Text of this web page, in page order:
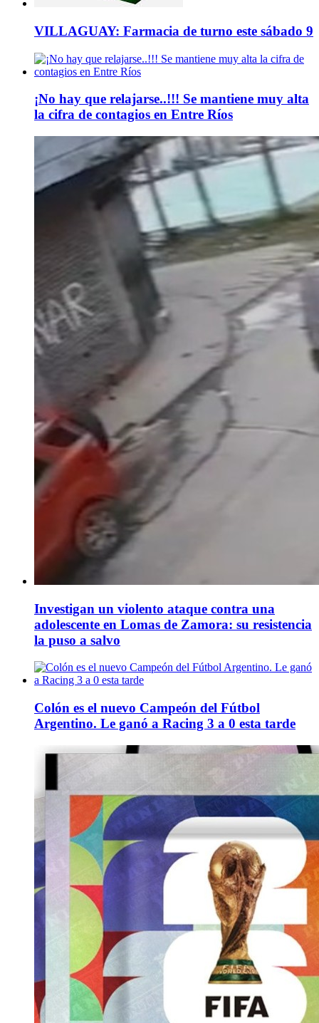
VILLAGUAY: Farmacia de turno este sábado 9
¡No hay que relajarse..!!! Se mantiene muy alta
la cifra de contagios en Entre Ríos
Investigan un violento ataque contra una
adolescente en Lomas de Zamora: su resistencia
la puso a salvo
Colón es el nuevo Campeón del Fútbol
Argentino. Le ganó a Racing 3 a 0 esta tarde